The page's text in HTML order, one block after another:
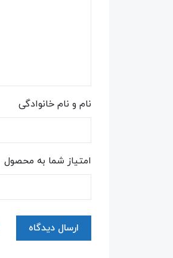
نام و نام خانوادگی
امتیاز شما به محصول
ارسال دیدگاه